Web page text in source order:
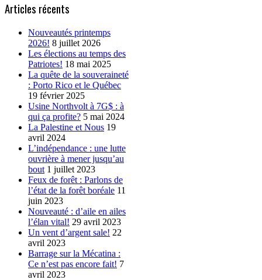
Articles récents
Nouveautés printemps
2026! 8 juillet 2026
Les élections au temps des
Patriotes! 18 mai 2025
La quête de la souveraineté
: Porto Rico et le Québec
19 février 2025
Usine Northvolt à 7G$ : à
qui ça profite? 5 mai 2024
La Palestine et Nous 19
avril 2024
L’indépendance : une lutte
ouvrière à mener jusqu’au
bout 1 juillet 2023
Feux de forêt : Parlons de
l’état de la forêt boréale 11
juin 2023
Nouveauté : d’aile en ailes
l’élan vital! 29 avril 2023
Un vent d’argent sale! 22
avril 2023
Barrage sur la Mécatina :
Ce n’est pas encore fait! 7
avril 2023